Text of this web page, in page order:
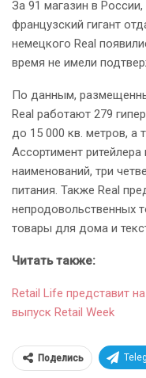
За 91 магазин в
французский гигант
немецкого Real
время не имели
По данным,
Real работают 279
до 15 000 кв. метров, а
Ассортимент
наименований, три
питания. Также Real
непродовольственных
товары для дома и
Читать также:
Retail Life представит
выпуск Retail Week
Поделись